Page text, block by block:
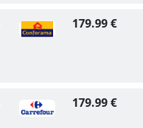
179.99 €
179.99 €